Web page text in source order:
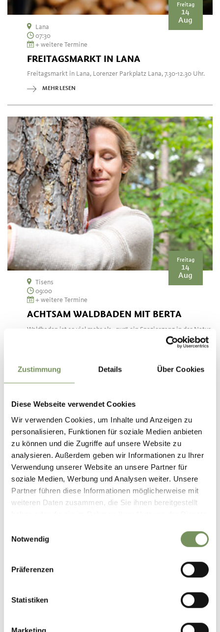
Zustimmung Details Über Cookies
Diese Webseite verwendet Cookies
Wir verwenden Cookies, um Inhalte und Anzeigen zu
personalisieren, Funktionen für soziale Medien anbieten
zu können und die Zugriffe auf unsere Website zu
analysieren. Außerdem geben wir Informationen zu Ihrer
Verwendung unserer Website an unsere Partner für
soziale Medien, Werbung und Analysen weiter. Unsere
Partner führen diese Informationen möglicherweise mit
weiteren Daten zusammen, die Sie ihnen bereitgestellt
Notwendig
Präferenzen
Statistiken
Freitag
14
Aug
Lana
07:30
+ weitere Termine
FREITAGSMARKT IN LANA
Freitagsmarkt in Lana, Lorenzer Parkplatz Lana, 7.30-12.30 Uhr.
MEHR LESEN
Freitag
14
Aug
Tisens
09:00
+ weitere Termine
ACHTSAM WALDBADEN MIT BERTA
Waldbaden ist so viel mehr als „nur“ ein Spaziergang in der Natur.
Durch die bewusste Entschleunigung und die Konzentration auf
deine Sinneswahrnehmung können deine Gedanken zur Ruhe
MEHR LESEN
Freitag
14
09:30
KRAXELN UND ÄKTSCHN
(KINDERSOMMER)
In der Rockarena in Meran wartet echtes Kletterabenteuer auf
dich. Gemeinsam mit bestens ausgebildeten Profi-Kraxlern und